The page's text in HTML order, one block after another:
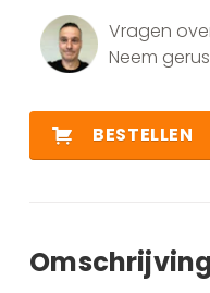
Vragen
Neem
BESTELLEN